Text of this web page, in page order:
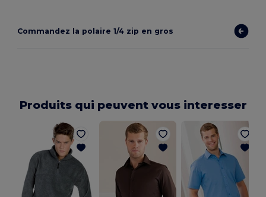
Commandez la polaire 1/4 zip en gros
Produits qui peuvent vous interesser